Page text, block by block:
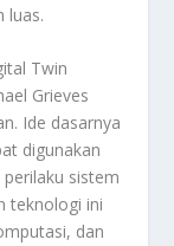
luas.
Twin
Grieves
Ide dasarnya
digunakan
sistem
teknologi ini
dan